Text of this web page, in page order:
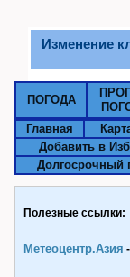
Изменение
ПОГОДА
Главная
Добавить в
Долгосрочный
Полезные ссылки:
Метеоцентр.Азия